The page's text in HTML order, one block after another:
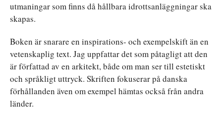
utmaningar som finns då hållbara idrottsanläggningar ska
skapas.
Boken är snarare en inspirations- och exempelskift än en
vetenskaplig text. Jag uppfattar det som påtagligt att den
är författad av en arkitekt, både om man ser till estetiskt
och språkligt uttryck. Skriften fokuserar på danska
förhållanden även om exempel hämtas också från andra
länder.